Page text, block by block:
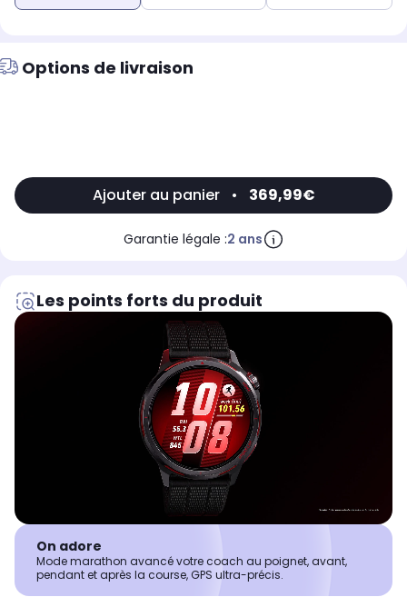
Options de livraison
Ajouter au panier • 369,99€
Garantie légale :2 ans
Les points forts du produit
On adore
Mode marathon avancé votre coach au poignet, avant,
pendant et après la course, GPS ultra-précis.